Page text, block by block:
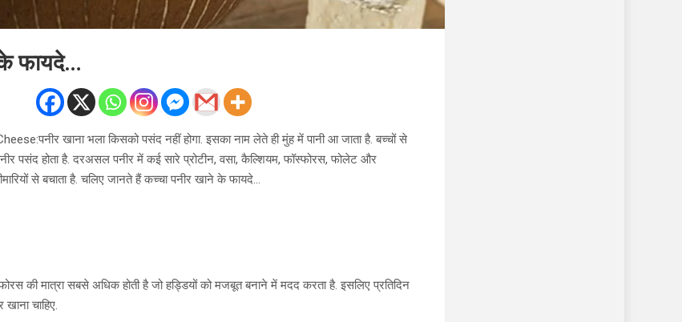
फायदे…
खाना भला किसको पसंद नहीं होगा. इसका नाम लेते ही मुंह में पानी आ जाता है. बच्चों से
पसंद होता है. दरअसल पनीर में कई सारे प्रोटीन, वसा, कैल्शियम, फॉस्फोरस, फोलेट और
से बचाता है. चलिए जानते हैं कच्चा पनीर खाने के फायदे…
की मात्रा सबसे अधिक होती है जो हड्डियों को मजबूत बनाने में मदद करता है. इसलिए प्रतिदिन
चाहिए.